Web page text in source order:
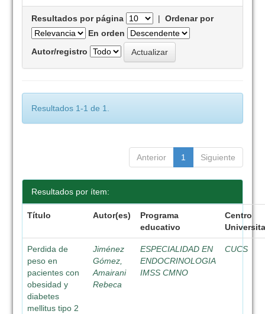
Resultados por página |Ordenar por
En orden
Autor/registro
Resultados 1-1 de 1.
Anterior 1 Siguiente
Resultados por ítem:
Título Autor(es)
Programa
educativo
Centro
Perdida de
peso en
pacientes con
obesidad y
diabetes
mellitus tipo 2
Jiménez
Gómez,
Amairani
Rebeca
ESPECIALIDAD EN
ENDOCRINOLOGIA
IMSS CMNO
CUCS